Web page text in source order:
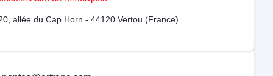
allée du Cap Horn - 44120 Vertou (France)